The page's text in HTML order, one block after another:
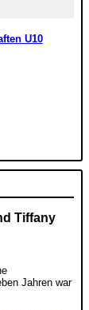
U10
Tiffany
Jahren war